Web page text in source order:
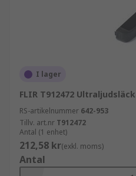
I lager
FLIR T912472
RS-artikelnummer 642-953
Tillv. art.nr T912472
Antal (1 enhet)
212,58 kr(exkl. moms)
Antal